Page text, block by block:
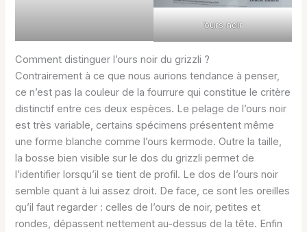
‘ours noir
Comment distinguer l’ours noir du grizzli ?
Contrairement à ce que nous aurions tendance à penser,
ce n’est pas la couleur de la fourrure qui constitue le critère
distinctif entre ces deux espèces. Le pelage de l’ours noir
est très variable, certains spécimens présentent même
une forme blanche comme l’ours kermode. Outre la taille,
la bosse bien visible sur le dos du grizzli permet de
l’identifier lorsqu’il se tient de profil. Le dos de l’ours noir
semble quant à lui assez droit. De face, ce sont les oreilles
qu’il faut regarder : celles de l’ours de noir, petites et
rondes, dépassent nettement au-dessus de la tête. Enfin